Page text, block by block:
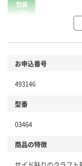
包装
商品
本体
仕組
お申込番号
493146
型番
03464
商品の特徴